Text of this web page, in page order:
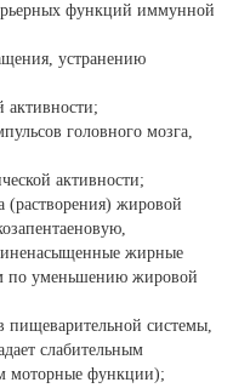
функций иммунной
устранению
головного мозга,
активности;
(растворения) жировой
жирные
по уменьшению жировой
пищеварительной системы,
слабительным
моторные функции);